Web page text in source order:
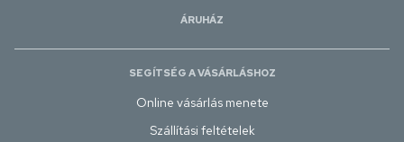
ÁRUHÁZ
SEGÍTSÉG A VÁSÁRLÁSHOZ
Online vásárlás menete
Szállítási feltételek